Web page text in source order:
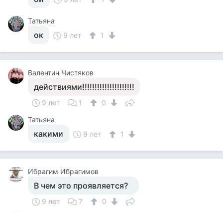
Татьяна
ок 9 лет 1
Валентин Чистяков
действиями!!!!!!!!!!!!!!!!!!!!!
9 лет 1
0
Татьяна
какими 9 лет 1
Ибрагим Ибрагимов
В чем это проявляется?
9 лет 7
0